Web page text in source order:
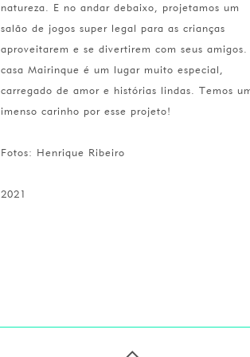
natureza. E no andar debaixo, projetamos um
salão de jogos super legal para as crianças
aproveitarem e se divertirem com seus amigos.
casa Mairinque é um lugar muito especial,
carregado de amor e histórias lindas. Temos
imenso carinho por esse projeto!
Fotos: Henrique Ribeiro
2021